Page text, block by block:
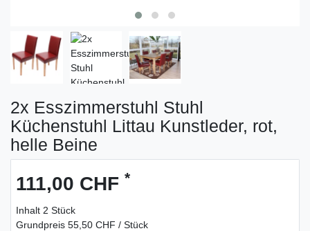
2x Esszimmerstuhl Stuhl
Küchenstuhl Littau Kunstleder, rot,
helle Beine
111,00 CHF *
Inhalt 2 Stück
Grundpreis 55,50 CHF / Stück